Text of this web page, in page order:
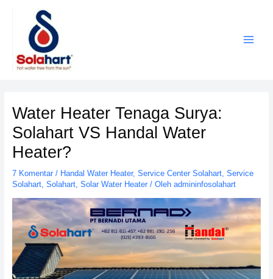
Water Heater Tenaga Surya:
Solahart VS Handal Water
Heater?
7 Komentar / Handal Water Heater, Service Center Solahart, Service
Solahart, Solahart, Solar Water Heater/ Oleh admininfosolahart